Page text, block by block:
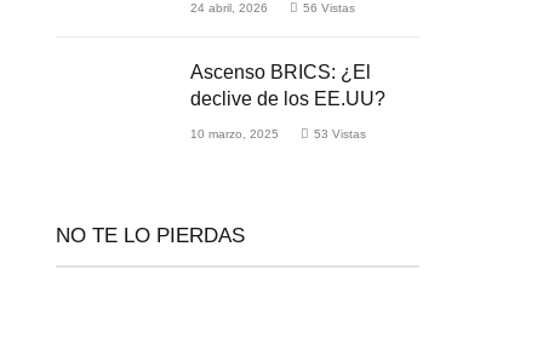
24 abril, 2026 56 Vistas
Ascenso BRICS: ¿El
declive de los EE.UU?
10 marzo, 2025 53 Vistas
NO TE LO PIERDAS